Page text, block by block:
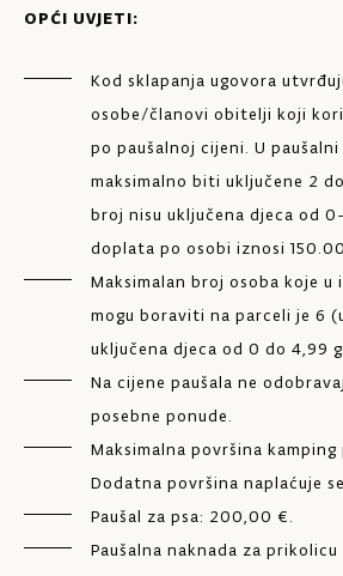
OPĆI UVJETI:
Kod sklapanja ugovora
osobe/članovi obitelji koji
po paušalnoj cijeni. U paušalni
maksimalno biti uključene 2
broj nisu uključena djeca od
doplata po osobi iznosi
Maksimalan broj osoba koje
mogu boraviti na parceli je 6
uključena djeca od 0 do 4,99
Na cijene paušala ne
posebne ponude.
Maksimalna površina kamping
Dodatna površina naplaćuje
Paušal za psa: 200,00 €.
Paušalna naknada za prikolicu